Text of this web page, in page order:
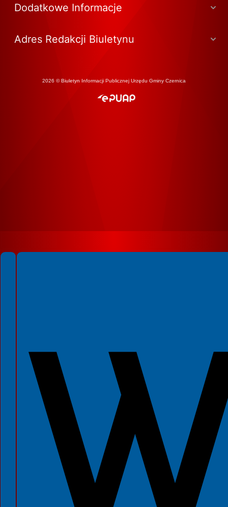
Dodatkowe Informacje
Adres Redakcji Biuletynu
2026 © Biuletyn Informacji Publicznej Urzędu Gminy Czernica
Spełniamy standardy WCAG 2.2
Spełniamy standardy W3C